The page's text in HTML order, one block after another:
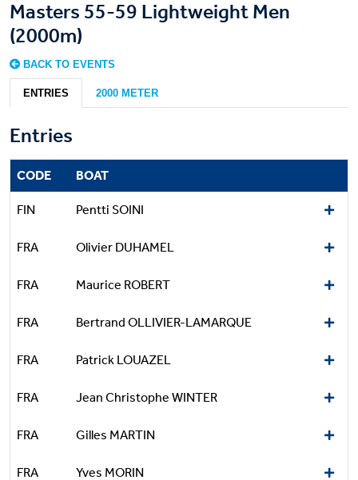
Masters 55-59 Lightweight Men
(2000m)
BACK TO EVENTS
ENTRIES 2000 METER
Entries
CODE BOAT
FIN Pentti SOINI
FRA Olivier DUHAMEL
FRA Maurice ROBERT
FRA Bertrand OLLIVIER-LAMARQUE
FRA Patrick LOUAZEL
FRA Jean Christophe WINTER
FRA Gilles MARTIN
FRA Yves MORIN